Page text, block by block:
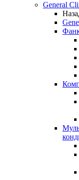
General